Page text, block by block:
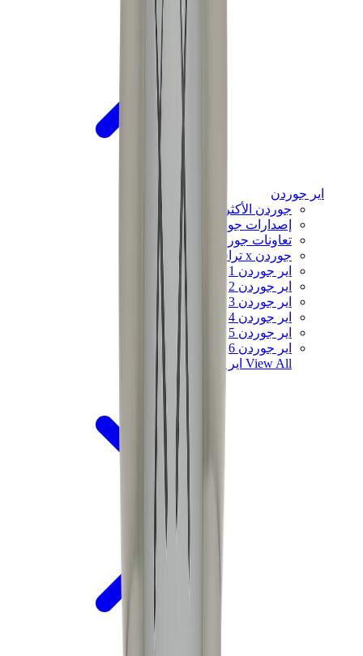
اير جوردن
جوردن الأكثر مبيعاً
إصدارات جوردن الجديدة
تعاونات جوردن
جوردن x ترافيس سكوت
اير جوردن 1
اير جوردن 2
اير جوردن 3
اير جوردن 4
اير جوردن 5
اير جوردن 6
View All اير جوردن